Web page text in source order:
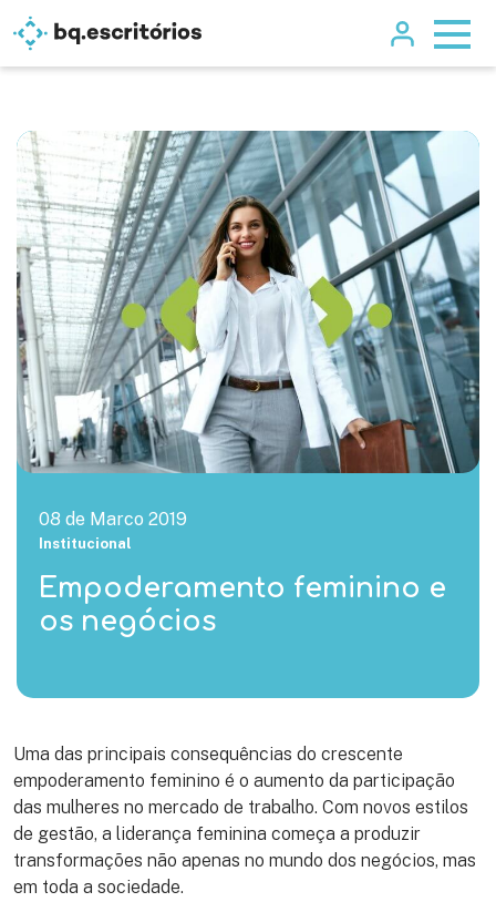
08 de Marco 2019
Institucional
Empoderamento feminino e
os negócios
Uma das principais consequências do crescente
empoderamento feminino é o aumento da participação
das mulheres no mercado de trabalho. Com novos estilos
de gestão, a liderança feminina começa a produzir
transformações não apenas no mundo dos negócios, mas
em toda a sociedade.